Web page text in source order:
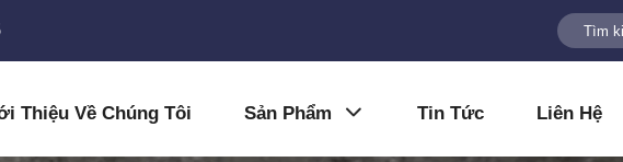
Thiệu Về Chúng Tôi Sản Phẩm Tin Tức Liên Hệ